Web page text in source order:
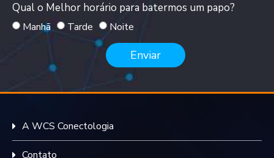
Qual o Melhor horário para batermos um papo?
Manhã Tarde Noite
Enviar
A WCS Conectologia
Contato